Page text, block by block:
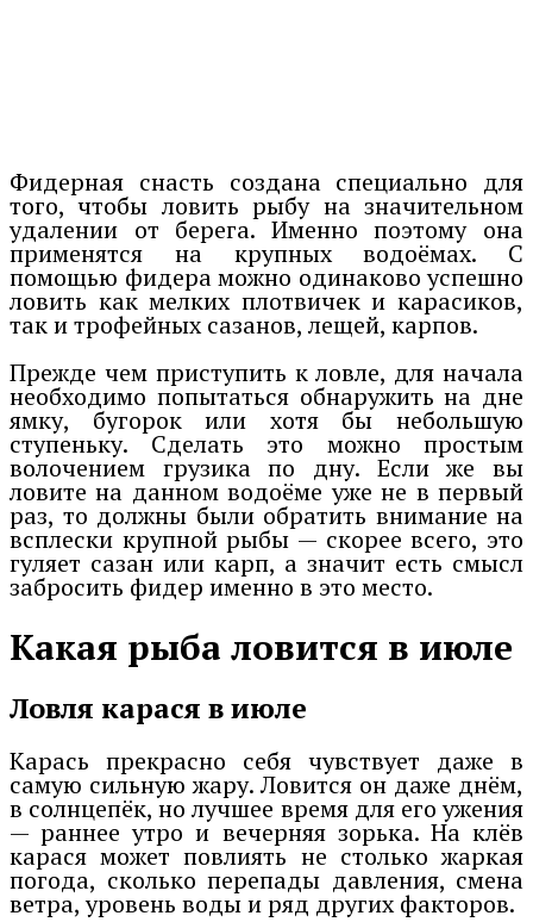
Фидерная снасть создана специально для
того, чтобы ловить рыбу на значительном
удалении от берега. Именно поэтому она
применятся на крупных водоёмах. С
помощью фидера можно одинаково успешно
ловить как мелких плотвичек и карасиков,
так и трофейных сазанов, лещей, карпов.
Прежде чем приступить к ловле, для начала
необходимо попытаться обнаружить на дне
ямку, бугорок или хотя бы небольшую
ступеньку. Сделать это можно простым
волочением грузика по дну. Если же вы
ловите на данном водоёме уже не в первый
раз, то должны были обратить внимание на
всплески крупной рыбы — скорее всего, это
гуляет сазан или карп, а значит есть смысл
забросить фидер именно в это место.
Какая рыба ловится в июле
Ловля карася в июле
Карась прекрасно себя чувствует даже в
самую сильную жару. Ловится он даже днём,
в солнцепёк, но лучшее время для его ужения
— раннее утро и вечерняя зорька. На клёв
карася может повлиять не столько жаркая
погода, сколько перепады давления, смена
ветра, уровень воды и ряд других факторов.